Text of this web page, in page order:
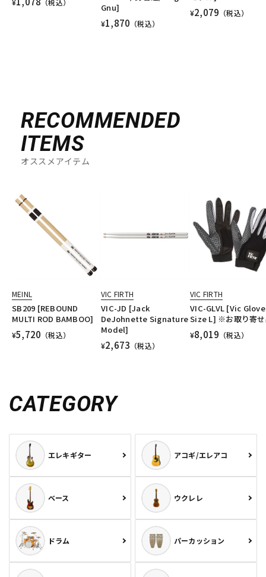
Gnu]
¥1,870 （税込）
¥2,079 （税込）
RECOMMENDED
ITEMS
オススメアイテム
MEINL
SB209 [REBOUND
MULTI ROD BAMBOO]
¥5,720 （税込）
VIC FIRTH
VIC-JD [Jack
DeJohnette Signature
Model]
¥2,673 （税込）
VIC FIRTH
VIC-GLVL [Vic
Size L] ※お取り寄
¥8,019 （税込）
CATEGORY
エレキギター アコギ/エレアコ
ベース ウクレレ
ドラム パーカッション